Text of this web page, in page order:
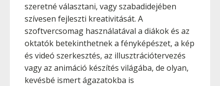
szeretné választani, vagy szabadidejében
szívesen fejleszti kreativitását. A
szoftvercsomag használatával a diákok és az
oktatók betekinthetnek a fényképészet, a kép
és videó szerkesztés, az illusztrációtervezés
vagy az animáció készítés világába, de olyan,
kevésbé ismert ágazatokba is